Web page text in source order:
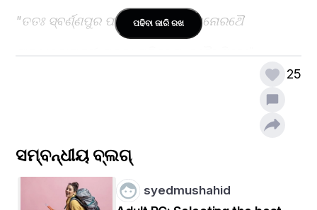
"ତତଃ ସ୍ବର୍ଣ୍ଣପୁର ପାଦୌ ପୂର୍ଣ୍ଣକାମୀ ମନୋରଥୈ
ଅର୍ଥାତ ନିଜ କାବ୍ୟରେ ସେ ଏହାକୁ ଭାରତର ଦ୍ବିତୀୟ ବାରାଣାସୀ
ଏହି ମାଟିରେ ଜଣେ ରାଣୀ ଶାସନ କରୁଥିଲେ ଯେ ଥିଲେ
କଦମ୍ବବଂଶର ରାଣୀ। ତାଙ୍କ ନାମ ଥିଲା ବିଜୟା ଦେବୀ। ସେ
ଥିଲେ ରଣଭଞ୍ଜଙ୍କ ପତ୍ନୀ ଏବଂ ଭଞ୍ଜବଂଶୀ ପରମବୈଷ୍ଣବ
ପଢିବା ଜାରି ରଖ
25
ସମ୍ବନ୍ଧୀୟ ବ୍ଲଗ୍
syedmushahid